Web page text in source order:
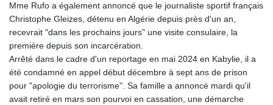
Mme Rufo a également annoncé que le journaliste sportif français
Christophe Gleizes, détenu en Algérie depuis près d'un an,
recevrait "dans les prochains jours" une visite consulaire, la
première depuis son incarcération.
Arrêté dans le cadre d'un reportage en mai 2024 en Kabylie, il a
été condamné en appel début décembre à sept ans de prison
pour "apologie du terrorisme". Sa famille a annoncé mardi qu'il
avait retiré en mars son pourvoi en cassation, une démarche